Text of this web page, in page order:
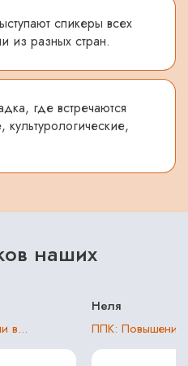
спикеры всех
из разных стран.
где встречаются
наших
в...
Неля
ППК: Повышение